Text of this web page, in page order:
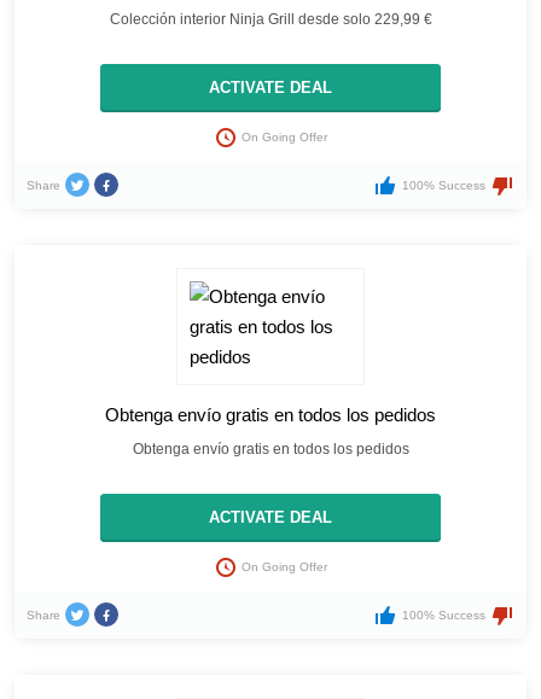
Colección interior Ninja Grill desde solo 229,99 €
ACTIVATE DEAL
On Going Offer
Share 100% Success
Obtenga envío gratis en todos los pedidos
Obtenga envío gratis en todos los pedidos
ACTIVATE DEAL
On Going Offer
Share 100% Success